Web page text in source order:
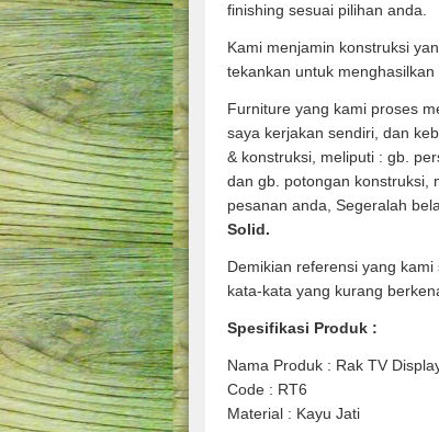
finishing sesuai pilihan anda.
Kami menjamin konstruksi
tekankan untuk
Furniture yang kami proses
saya kerjakan sendiri, dan
& konstruksi, meliputi : gb.
dan gb. potongan konstruksi,
pesanan anda, Segeralah
Solid.
Demikian referensi yang
kata-kata yang kurang
Spesifikasi Produk :
Nama Produk : Rak TV
Code : RT6